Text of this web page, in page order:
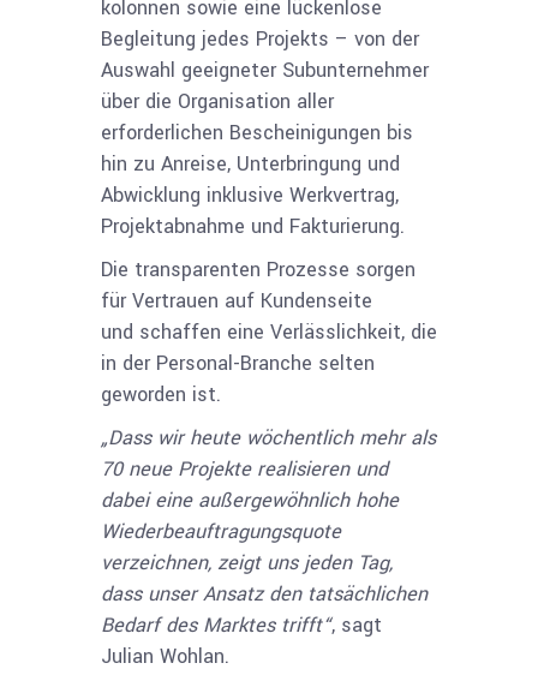
kolonnen sowie eine lückenlose
Begleitung jedes Projekts – von der
Auswahl geeigneter Subunternehmer
über die Organisation aller
erforderlichen Bescheinigungen bis
hin zu Anreise, Unterbringung und
Abwicklung inklusive Werkvertrag,
Projektabnahme und Fakturierung.
Die transparenten Prozesse sorgen
für Vertrauen auf Kundenseite
und schaffen eine Verlässlichkeit, die
in der Personal-Branche selten
geworden ist.
„Dass wir heute wöchentlich mehr als
70 neue Projekte realisieren und
dabei eine außergewöhnlich hohe
Wiederbeauftragungsquote
verzeichnen, zeigt uns jeden Tag,
dass unser Ansatz den tatsächlichen
Bedarf des Marktes trifft“, sagt
Julian Wohlan.